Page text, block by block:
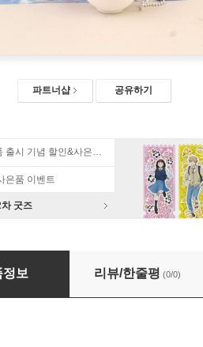
파트너샵 공유하기
노르잇 신제품 출시 기념 할인&사은품 증정!
은품 이벤트
굿즈
처 딸깍이 키링/ 키보드 키캡
정보 리뷰/한줄평 (0/0)